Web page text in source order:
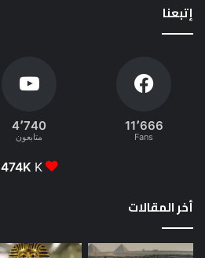
إتبعنا
11٬666
Fans
4٬740
متابعون
474K K
أخر المقالات